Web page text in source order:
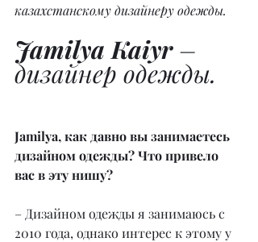
казахстанскому дизайнеру одежды.
Jamilya Kaiyr –
дизайнер одежды.
Jamilya, как давно вы занимаетесь
дизайном одежды? Что привело
вас в эту нишу?
– Дизайном одежды я занимаюсь с
2010 года, однако интерес к этому у